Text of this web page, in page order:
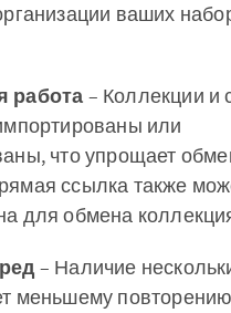
ваших
работа – Коллекции и
или
что упрощает
ссылка также
для обмена
– Наличие
меньшему